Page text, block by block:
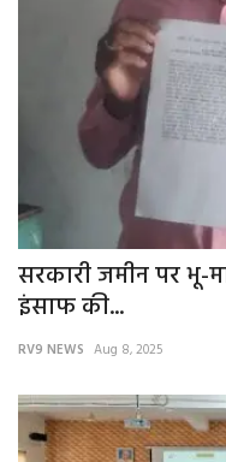
सरकारी जमीन पर
इंसाफ की...
RV9 NEWS Aug 8, 2025